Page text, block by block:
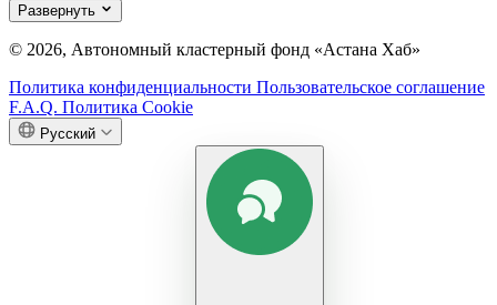
Развернуть
© 2026, Автономный кластерный фонд «Астана Хаб»
Политика конфиденциальности Пользовательское соглашение
F.A.Q. Политика Cookie
Русский